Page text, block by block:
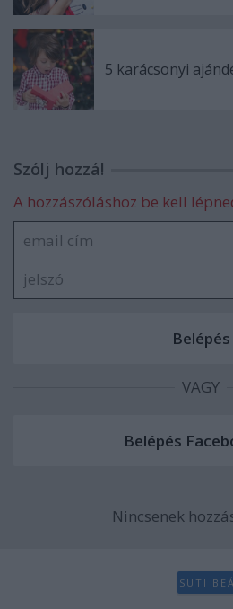
5 karácsonyi
Szólj hozzá!
A hozzászóláshoz be kell
VAGY
Nincsenek
SÜTI